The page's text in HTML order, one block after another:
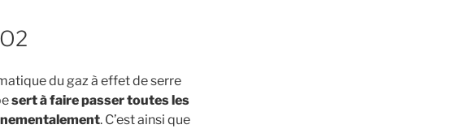
du gaz à effet de serre
sert à faire passer toutes les
. C’est ainsi que